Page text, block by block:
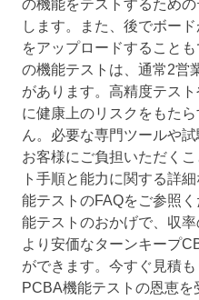
の機能をテストするため
します。また、後でボー
をアップロードすること
の機能テストは、通常2営
があります。高精度テス
に健康上のリスクをもた
ん。必要な専門ツールや
お客様にご負担いただく
ト手順と能力に関する詳
能テストのFAQをご参照
能テストのおかげで、収
より安価なターンキープ
ができます。今すぐ見積
PCBA機能テストの恩恵